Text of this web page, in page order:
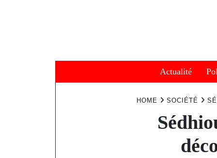
Actualité
HOME SOCIÉTÉ